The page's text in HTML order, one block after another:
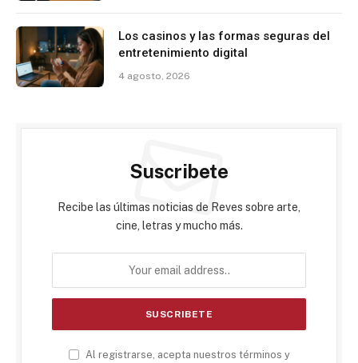
Los casinos y las formas seguras del
entretenimiento digital
4 agosto, 2026
Suscribete
Recibe las últimas noticias de Reves sobre arte,
cine, letras y mucho más.
Al registrarse, acepta nuestros términos y